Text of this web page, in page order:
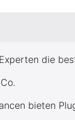
die
bieten